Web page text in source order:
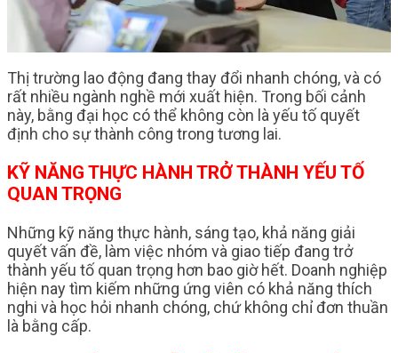
Thị trường lao động đang thay đổi nhanh chóng, và có
rất nhiều ngành nghề mới xuất hiện. Trong bối cảnh
này, bằng đại học có thể không còn là yếu tố quyết
định cho sự thành công trong tương lai.
KỸ NĂNG THỰC HÀNH TRỞ THÀNH YẾU TỐ
QUAN TRỌNG
Những kỹ năng thực hành, sáng tạo, khả năng giải
quyết vấn đề, làm việc nhóm và giao tiếp đang trở
thành yếu tố quan trọng hơn bao giờ hết. Doanh nghiệp
hiện nay tìm kiếm những ứng viên có khả năng thích
nghi và học hỏi nhanh chóng, chứ không chỉ đơn thuần
là bằng cấp.